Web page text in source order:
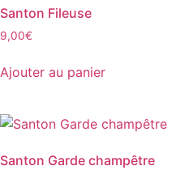
Santon Fileuse
9,00€
Ajouter au panier
Santon Garde champêtre